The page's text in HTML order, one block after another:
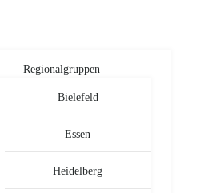
Regionalgruppen
Bielefeld
Essen
Heidelberg